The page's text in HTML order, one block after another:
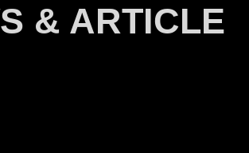
& ARTICLE